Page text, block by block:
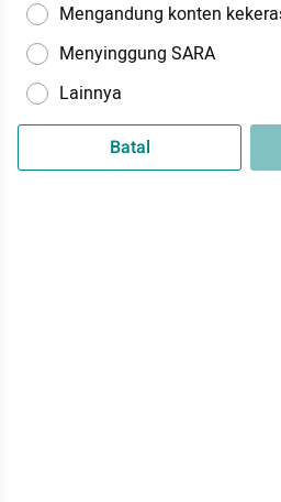
Mengandung konten
Menyinggung SARA
Lainnya
Batal